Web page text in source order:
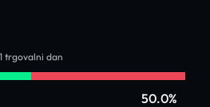
1 trgovalni dan
50.0%